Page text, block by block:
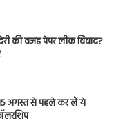
की वजह पेपर लीक विवाद?
15 अगस्त से पहले कर लें ये